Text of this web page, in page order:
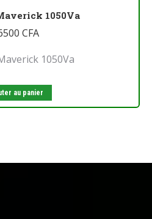
1050Va
CFA
1050Va
au panier